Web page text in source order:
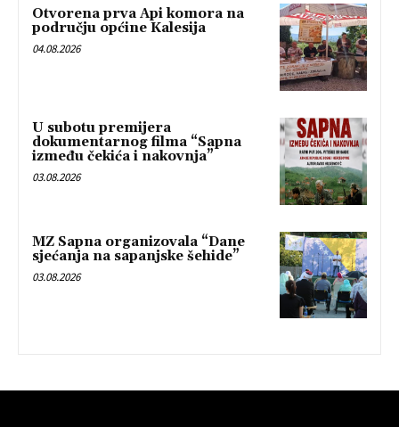
Otvorena prva Api komora na
području općine Kalesija
04.08.2026
U subotu premijera
dokumentarnog filma “Sapna
između čekića i nakovnja”
03.08.2026
MZ Sapna organizovala “Dane
sjećanja na sapanjske šehide”
03.08.2026